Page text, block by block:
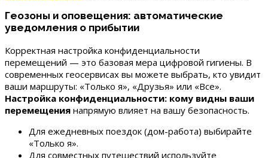
Геозоны и оповещения: автоматические
уведомления о прибытии
Корректная настройка конфиденциальности
перемещений — это базовая мера цифровой гигиены. В
современных геосервисах вы можете выбрать, кто увидит
ваши маршруты: «Только я», «Друзья» или «Все».
Настройка конфиденциальности: кому видны ваши
перемещения напрямую влияет на вашу безопасность.
Для ежедневных поездок (дом-работа) выбирайте
«Только я».
Для совместных путешествий используйте